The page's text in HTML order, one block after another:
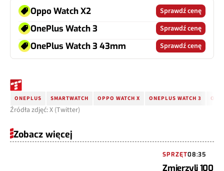
Oppo Watch X2 Sprawdź cenę
OnePlus Watch 3 Sprawdź cenę
OnePlus Watch 3 43mm Sprawdź cenę
ONEPLUS SMARTWATCH OPPO WATCH X ONEPLUS WATCH 3
Źródła zdjęć: X (Twitter)
Zobacz więcej
SPRZĘT08:35
Zmierzyli 100